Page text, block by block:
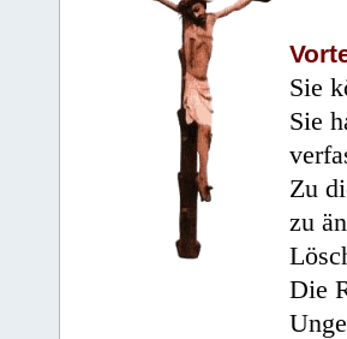
Sie
Sie
Zu
zu
Die